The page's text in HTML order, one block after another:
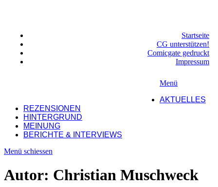
Startseite
CG unterstützen!
Comicgate gedruckt
Impressum
Menü
AKTUELLES
REZENSIONEN
HINTERGRUND
MEINUNG
BERICHTE & INTERVIEWS
Menü schiessen
Autor: Christian Muschweck